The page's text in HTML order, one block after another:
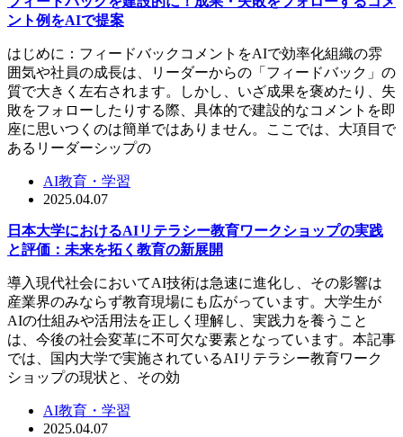
ント例をAIで提案
はじめに：フィードバックコメントをAIで効率化組織の雰
囲気や社員の成長は、リーダーからの「フィードバック」の
質で大きく左右されます。しかし、いざ成果を褒めたり、失
敗をフォローしたりする際、具体的で建設的なコメントを即
座に思いつくのは簡単ではありません。ここでは、大項目で
あるリーダーシップの
AI教育・学習
2025.04.07
日本大学におけるAIリテラシー教育ワークショップの実践
と評価：未来を拓く教育の新展開
導入現代社会においてAI技術は急速に進化し、その影響は
産業界のみならず教育現場にも広がっています。大学生が
AIの仕組みや活用法を正しく理解し、実践力を養うこと
は、今後の社会変革に不可欠な要素となっています。本記事
では、国内大学で実施されているAIリテラシー教育ワーク
ショップの現状と、その効
AI教育・学習
2025.04.07